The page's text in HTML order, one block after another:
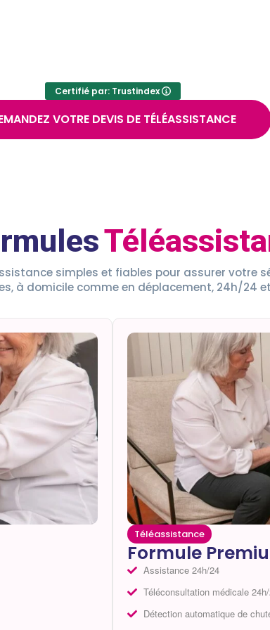
Certifié par: Trustindex
VOTRE DEVIS DE TÉLÉASSISTANCE
simples et fiables pour assurer votre
à domicile comme en déplacement, 24h/24
Téléassistance
Formule
Assistance 24h/24
Téléconsultation médicale
Détection automatique de